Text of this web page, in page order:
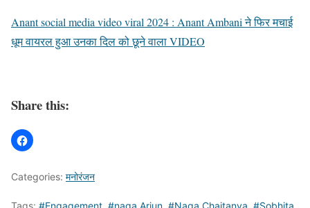
Anant social media video viral 2024 : Anant Ambani ने फिर मचाई
धूम वायरल हुआ उनका दिल को छूने वाला VIDEO
Share this:
Categories: मनोरंजन
Tags: #Engagement #naga Arjun #Naga Chaitanya #Sobhita